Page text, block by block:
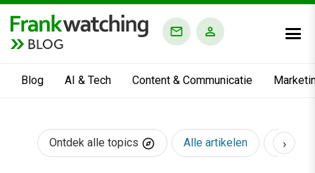
BLOG
Blog AI & Tech Content & Communicatie
Ontdek alle topics Alle artikelen AI &
›